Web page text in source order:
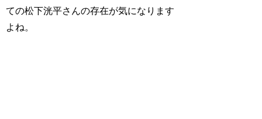
ての松下洸平さんの存在が気になります
よね。